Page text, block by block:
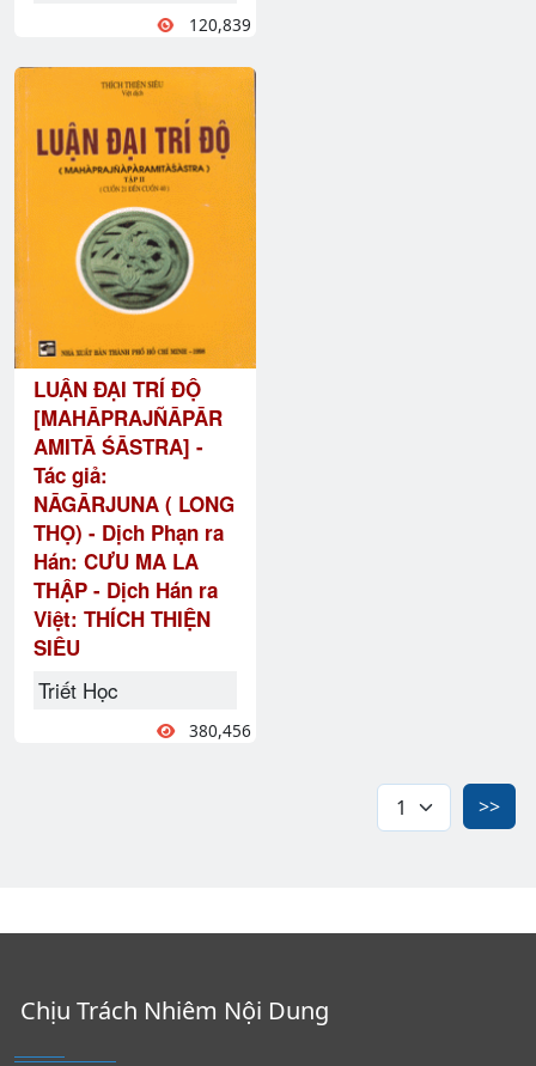
120,839
LUẬN ĐẠI TRÍ ĐỘ
[MAHĀPRAJÑĀPĀR
AMITĀ ŚĀSTRA] -
Tác giả:
NĀGĀRJUNA ( LONG
THỌ) - Dịch Phạn ra
Hán: CƯU MA LA
THẬP - Dịch Hán ra
Việt: THÍCH THIỆN
SIÊU
Triết Học
380,456
>>
Chịu Trách Nhiêm Nội Dung